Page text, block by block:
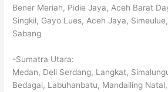
Bener Meriah, Pidie Jaya, Aceh Barat
Singkil, Gayo Lues, Aceh Jaya,
Sabang
-Sumatra Utara:
Medan, Deli Serdang, Langkat,
Bedagai, Labuhanbatu, Mandailing